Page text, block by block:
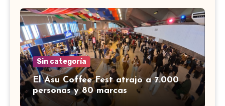
Sin categoría
El Asu Coffee Fest atrajo a 7.000
personas y 80 marcas